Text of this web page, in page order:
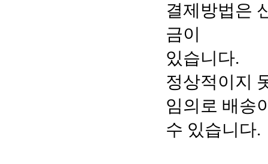
결제방법은
금이
있습니다.
정상적이지
임의로 배송
수 있습니다.